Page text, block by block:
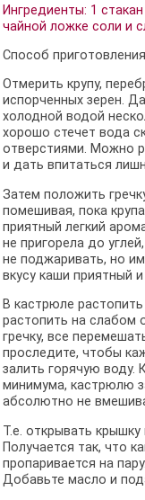
Ингредиенты: 1
чайной ложке соли и
Способ приготовления
Отмерить крупу,
испорченных зерен.
холодной водой
хорошо стечет вода
отверстиями. Можно
и дать впитаться
Затем положить
помешивая, пока
приятный легкий
не пригорела до
не поджаривать, но
вкусу каши приятный
В кастрюле
растопить на слабом
гречку, все
проследите, чтобы
залить горячую воду.
минимума, кастрюлю
абсолютно не
Т.е. открывать
Получается так, что
пропаривается на
Добавьте масло и